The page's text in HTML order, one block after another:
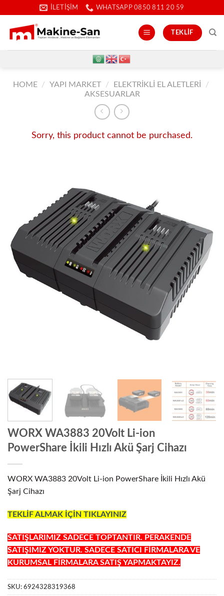
İLETIŞIM WHATSAPP 0850 811 20 59
TEKLIF
HOME / YAPI MARKET / ELEKTRIKLI EL ALETLERI
/
AKSESUARLAR
Sorry, this product cannot be purchased.
WORX WA3883 20Volt Li-ion
PowerShare İkili Hızlı Akü Şarj Cihazı
WORX WA3883 20Volt Li-ion PowerShare İkili Hızlı Akü
Şarj Cihazı
TEKLİF ALMAK İÇİN TIKLAYINIZ
SATIŞLARIMIZ SADECE TOPTANTIR. PERAKENDE
SATIŞIMIZ YOKTUR. SADECE SATICI FİRMALARA VE
KURUMSAL FİRMALARA SATIŞ YAPMAKTAYIZ.
SKU: 6924328319368